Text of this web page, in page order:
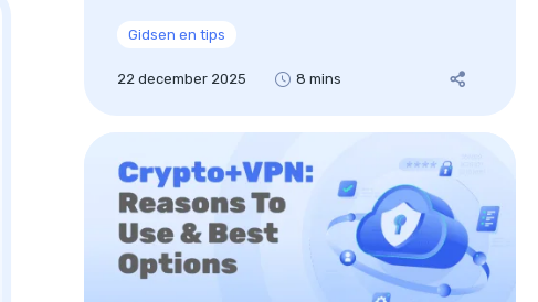
Gidsen en tips
22 december 2025 8 mins